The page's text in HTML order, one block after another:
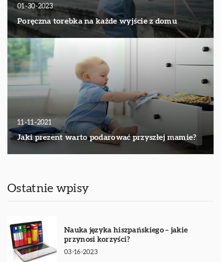
01-30-2023
Poręczna torebka na każde wyjście z domu
11-11-2021
Jaki prezent warto podarować przyszłej mamie?
Ostatnie wpisy
Nauka języka hiszpańskiego – jakie
przynosi korzyści?
03-16-2023